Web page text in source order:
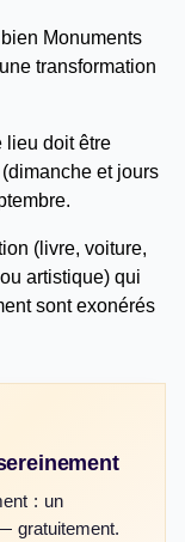
Monuments
transformation
lieu doit être
et jours
(livre, voiture,
artistique) qui
sont exonérés
: un
gratuitement.